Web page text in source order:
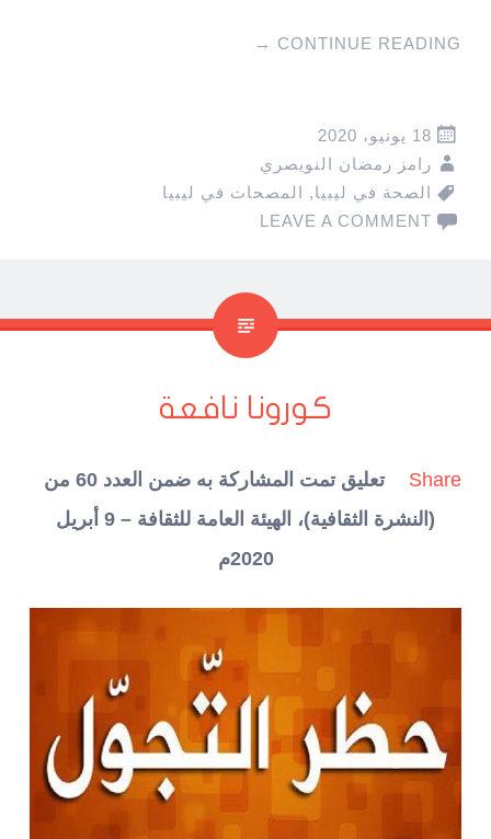
CONTINUE READING
→
18 يونيو، 2020
رامز رمضان النويصري
الصحة في ليبيا, المصحات في ليبيا
LEAVE A COMMENT
كورونا نافعة
Share
تعليق تمت المشاركة به ضمن العدد 60 من
(النشرة الثقافية)، الهيئة العامة للثقافة – 9 أبريل
2020م